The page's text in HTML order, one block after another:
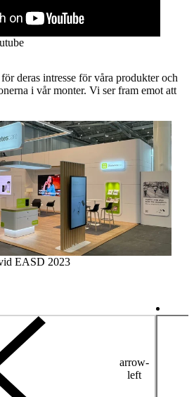
deras intresse för våra produkter och
i vår monter. Vi ser fram emot att
EASD 2023
arrow-
left